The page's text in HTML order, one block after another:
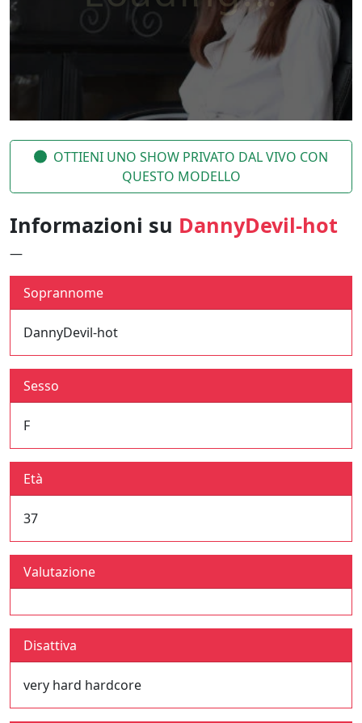
OTTIENI UNO SHOW PRIVATO DAL VIVO CON
QUESTO MODELLO
Informazioni su DannyDevil-hot
—
Soprannome
DannyDevil-hot
Sesso
F
Età
37
Valutazione
Disattiva
very hard hardcore